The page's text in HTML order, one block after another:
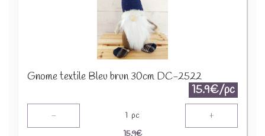
Gnome textile Bleu brun 30cm DC-2522
15.9€/pc
- 1 pc +